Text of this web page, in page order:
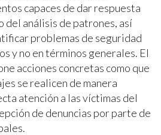
capaces de dar respuesta
del análisis de patrones, así
problemas de seguridad
y no en términos generales. El
acciones concretas como que
se realicen de manera
atención a las víctimas del
de denuncias por parte de